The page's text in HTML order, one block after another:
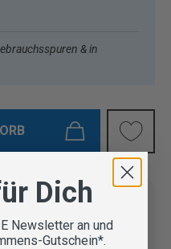
& in
Dich
Newsletter an und
Gutschein*.